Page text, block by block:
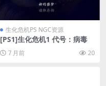
生化危机PS NGC资源
[PS1]生化危机1 代号：病毒
7 月前 20